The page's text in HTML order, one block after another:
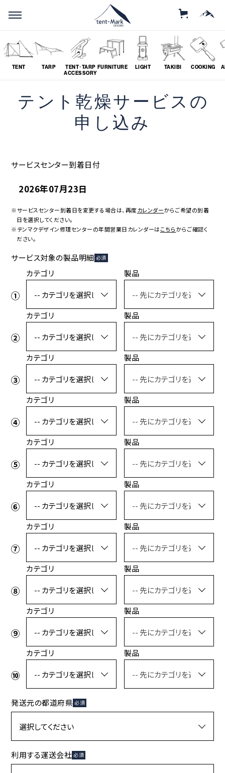
STORE
MOUNTAIN
TENT
TARP
TENT･TARP
ACCESSORY
FURNITURE LIGHT TAKIBI COOKING
SEARCH
# SOLO
ツーリング
コラボレーション
# COLLABORATION
粋
革道
# LEATHER
ABOUT US COLLABORATOR
SHOP LIST 修理サービス
INFORMATION CONTACT
ONLINE STORE
MOUNTAIN
テント乾燥サービスの
申し込み
サービスセンター到着日付
2026年07月23日
※サービスセンター到着日を変更する場合は、再度カレンダーからご希望の到着
日を選択してください。
※テンマクデザイン修理センターの年間営業日カレンダーはこちらからご確認く
ださい。
サービス対象の製品明細 必須
カテゴリ 製品
カテゴリ 製品
カテゴリ 製品
カテゴリ 製品
カテゴリ 製品
カテゴリ 製品
カテゴリ 製品
カテゴリ 製品
カテゴリ 製品
カテゴリ 製品
発送元の都道府県 必須
利用する運送会社 必須